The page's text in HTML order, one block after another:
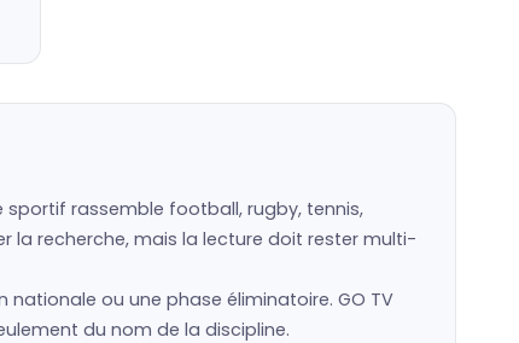
rassemble football, rugby, tennis,
la recherche, mais la lecture doit rester multi-
ou une phase éliminatoire. GO TV
du nom de la discipline.